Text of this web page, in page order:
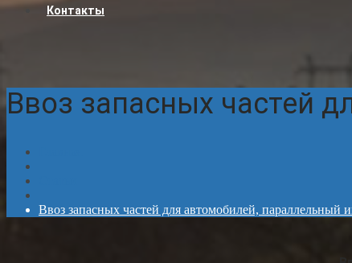
Контакты
Ввоз запасных частей
Ввоз запасных частей для автомобилей, параллельный